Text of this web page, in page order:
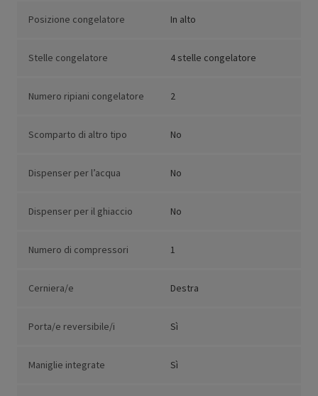
Posizione congelatore In alto
Stelle congelatore 4 stelle congelatore
Numero ripiani congelatore 2
Scomparto di altro tipo No
Dispenser per l’acqua No
Dispenser per il ghiaccio No
Numero di compressori 1
Cerniera/e Destra
Porta/e reversibile/i Sì
Maniglie integrate Sì